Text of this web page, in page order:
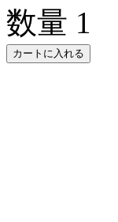
数量 1
カートに入れる